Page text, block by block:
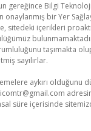
gereğince Bilgi
onaylanmış bir Yer
sitedeki içerikleri
taşımakta
sayılırlar.
aykırı olduğunu
süre içerisinde